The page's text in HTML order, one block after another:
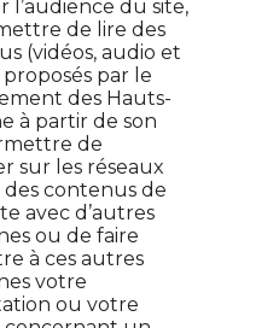
l’audience du site,
de lire des
(vidéos, audio et
par le
des Hauts-
à partir de son
de
sur les réseaux
des contenus de
avec d’autres
ou de faire
à ces autres
votre
ou votre